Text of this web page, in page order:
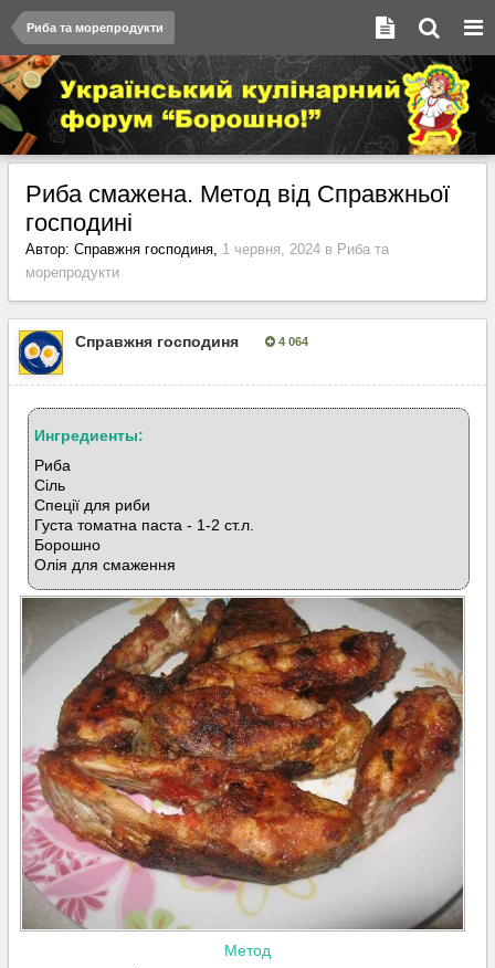
Риба та морепродукти
Риба смажена. Метод від Справжньої
господині
Автор: Справжня господиня, 1 червня, 2024 в Риба та
морепродукти
Справжня господиня 4 064
Ингредиенты:
Риба
Сіль
Спеції для риби
Густа томатна паста - 1-2 ст.л.
Борошно
Олія для смаження
Метод